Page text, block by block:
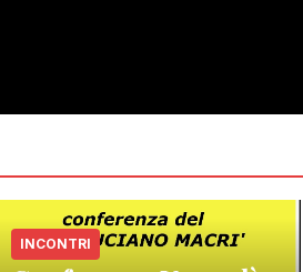
INCONTRI